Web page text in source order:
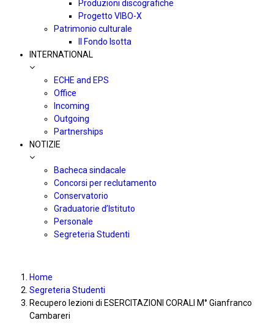
Produzioni discografiche
Progetto VIBO-X
Patrimonio culturale
Il Fondo Isotta
INTERNATIONAL
ECHE and EPS
Office
Incoming
Outgoing
Partnerships
NOTIZIE
Bacheca sindacale
Concorsi per reclutamento
Conservatorio
Graduatorie d’Istituto
Personale
Segreteria Studenti
Home
Segreteria Studenti
Recupero lezioni di ESERCITAZIONI CORALI M° Gianfranco
Cambareri